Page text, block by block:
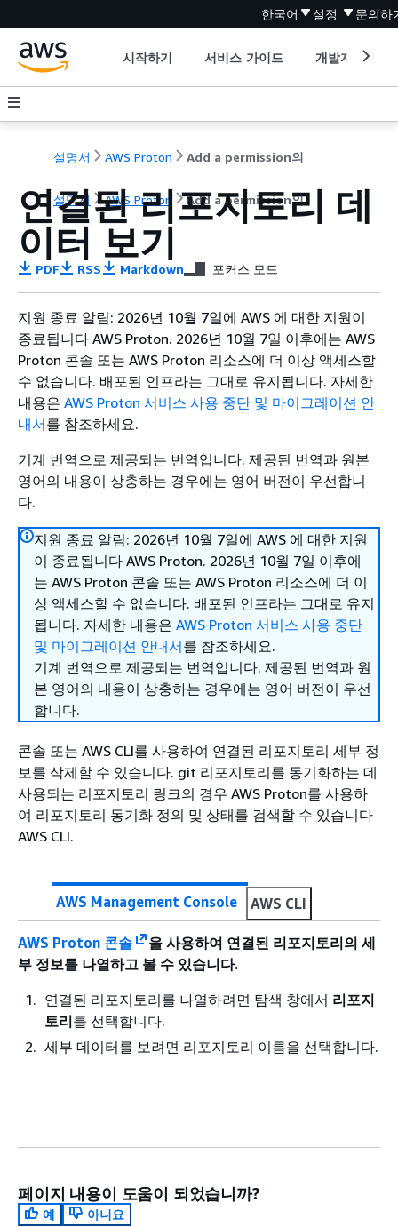
한국어 설정 문의하
시작하기 서비스 가이드 개발자 도구
설명서 AWS Proton Add a permission의
설명서 AWS Proton Add a permission의
연결된 리포지토리 데
이터 보기
PDF RSS Markdown 포커스 모드
지원 종료 알림: 2026년 10월 7일에 AWS 에 대한 지원이
종료됩니다 AWS Proton. 2026년 10월 7일 이후에는 AWS
Proton 콘솔 또는 AWS Proton 리소스에 더 이상 액세스할
수 없습니다. 배포된 인프라는 그대로 유지됩니다. 자세한
내용은 AWS Proton 서비스 사용 중단 및 마이그레이션 안
내서를 참조하세요.
기계 번역으로 제공되는 번역입니다. 제공된 번역과 원본
영어의 내용이 상충하는 경우에는 영어 버전이 우선합니
다.
지원 종료 알림: 2026년 10월 7일에 AWS 에 대한 지원
이 종료됩니다 AWS Proton. 2026년 10월 7일 이후에
는 AWS Proton 콘솔 또는 AWS Proton 리소스에 더 이
상 액세스할 수 없습니다. 배포된 인프라는 그대로 유지
됩니다. 자세한 내용은 AWS Proton 서비스 사용 중단
및 마이그레이션 안내서를 참조하세요.
기계 번역으로 제공되는 번역입니다. 제공된 번역과 원
본 영어의 내용이 상충하는 경우에는 영어 버전이 우선
합니다.
콘솔 또는 AWS CLI를 사용하여 연결된 리포지토리 세부 정
보를 삭제할 수 있습니다. git 리포지토리를 동기화하는 데
사용되는 리포지토리 링크의 경우 AWS Proton를 사용하
여 리포지토리 동기화 정의 및 상태를 검색할 수 있습니다
AWS CLI.
AWS Management Console AWS CLI
AWS Proton 콘솔
을 사용하여 연결된 리포지토리의 세
부 정보를 나열하고 볼 수 있습니다.
연결된 리포지토리를 나열하려면 탐색 창에서 리포지
토리를 선택합니다.
세부 데이터를 보려면 리포지토리 이름을 선택합니다.
페이지 내용이 도움이 되었습니까?
예
아니요